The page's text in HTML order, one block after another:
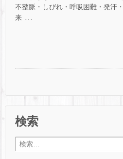
不整脈・しびれ・呼吸困難・発汗
来 …
検索
検索: